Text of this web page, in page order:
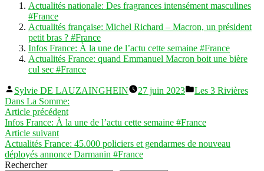
Actualités nationale: Des fragrances intensément masculines
#France
Actualités française: Michel Richard – Macron, un président
petit bras ? #France
Infos France: À la une de l’actu cette semaine #France
Actualités France: quand Emmanuel Macron boit une bière
cul sec #France
Publié
par
Sylvie DE LAUZAINGHEIN 27 juin 2023
Publié
Les 3 Rivières
Dans La Somme:
Navigation
de
l’article
Article précédentArticle
précédent :
Infos France: À la une de l’actu cette semaine #France
Article suivantArticle
suivant :
Actualités France: 45.000 policiers et gendarmes de nouveau
déployés annonce Darmanin #France
Rechercher